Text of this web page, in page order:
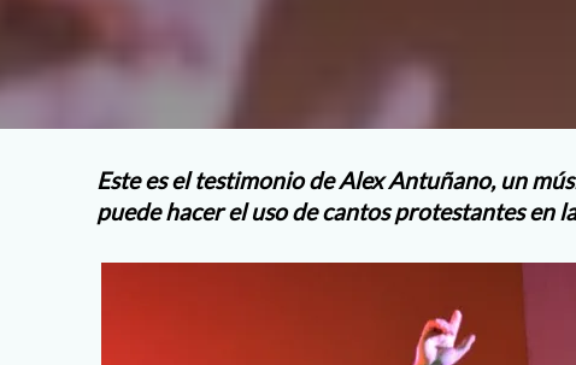
Este es el testimonio de Alex Antuñano, un
puede hacer el uso de cantos protestantes en